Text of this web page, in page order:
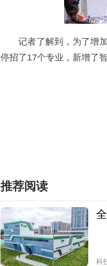
记者了解到，为了增
停招了17个专业，新增了
推荐阅读
科